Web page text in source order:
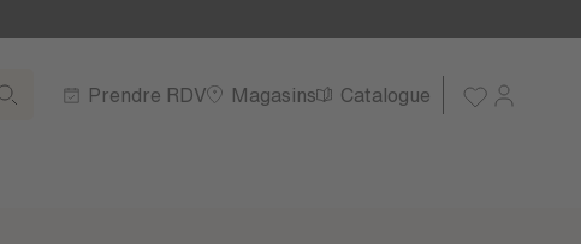
Prendre RDV Magasins Catalogue